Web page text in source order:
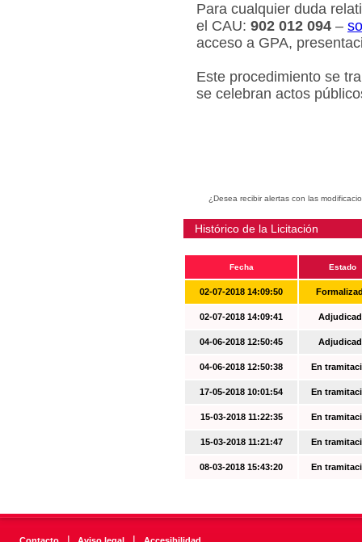
Para cualquier duda
el CAU: 902 012 094 –
acceso a GPA,
Este procedimiento se
se celebran actos
¿Desea recibir alertas con las
Histórico de la Licitación
Fecha Estado
02-07-2018 14:09:50
02-07-2018 14:09:41
04-06-2018 12:50:45
04-06-2018 12:50:38 En
17-05-2018 10:01:54 En
15-03-2018 11:22:35 En
15-03-2018 11:21:47 En
08-03-2018 15:43:20 En